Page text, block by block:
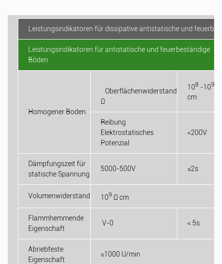
Leistungsindikatoren für dissipative antistatische und
Leistungsindikatoren für antistatische und feuerbeständige
Böden
Homogener Boden
Oberflächenwiderstand
Ω
108 -109
cm
Reibung
Elektrostatisches
Potenzial
<200V
Dämpfungszeit für
statische Spannung
5000-500V ≤2s
Volumenwiderstand 109 Ω cm
Flammhemmende
Eigenschaft
V-0 < 5s
Abriebfeste
Eigenschaft
≥1000 U/min